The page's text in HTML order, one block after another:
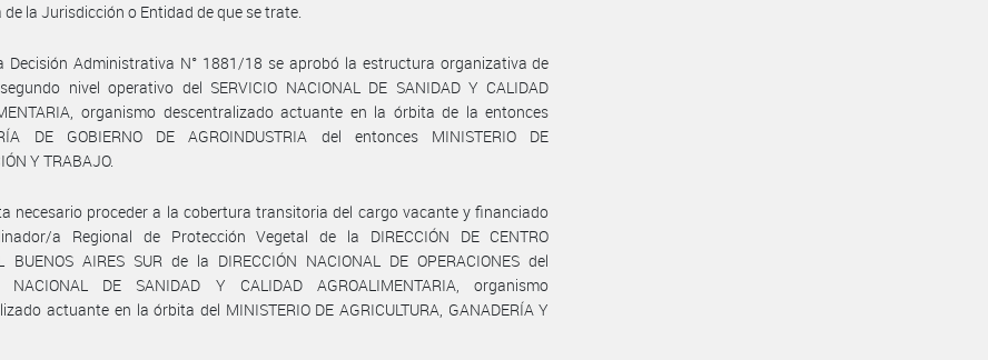
la Jurisdicción o Entidad de que se trate.
Decisión Administrativa N° 1881/18 se aprobó la estructura organizativa de
nivel operativo del SERVICIO NACIONAL DE SANIDAD Y CALIDAD
organismo descentralizado actuante en la órbita de la entonces
DE GOBIERNO DE AGROINDUSTRIA del entonces MINISTERIO DE
Y TRABAJO.
necesario proceder a la cobertura transitoria del cargo vacante y financiado
a Regional de Protección Vegetal de la DIRECCIÓN DE CENTRO
BUENOS AIRES SUR de la DIRECCIÓN NACIONAL DE OPERACIONES del
NACIONAL DE SANIDAD Y CALIDAD AGROALIMENTARIA, organismo
actuante en la órbita del MINISTERIO DE AGRICULTURA, GANADERÍA Y